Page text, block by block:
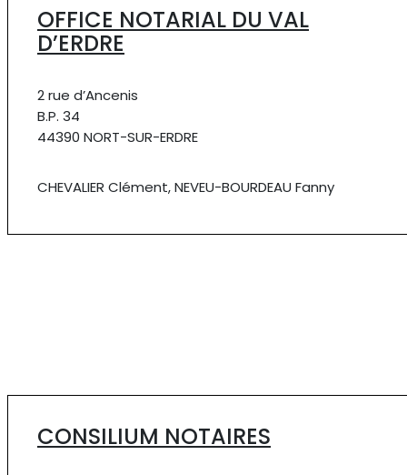
OFFICE NOTARIAL DU VAL
D’ERDRE
2 rue d’Ancenis
B.P. 34
44390 NORT-SUR-ERDRE
CHEVALIER Clément, NEVEU-BOURDEAU Fanny
CONSILIUM NOTAIRES